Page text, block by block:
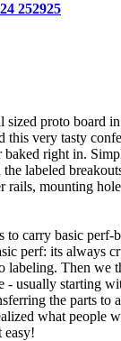
252925
sized proto board
this very tasty
right in.
labeled
rails, mounting
to carry basic perf-
perf: its always
labeling. Then we
- usually starting
the parts to
what people
easy!